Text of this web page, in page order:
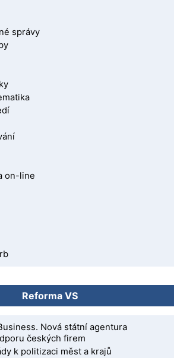
správy
on-line
Reforma VS
Nová státní agentura
českých firem
k politizaci měst a krajů